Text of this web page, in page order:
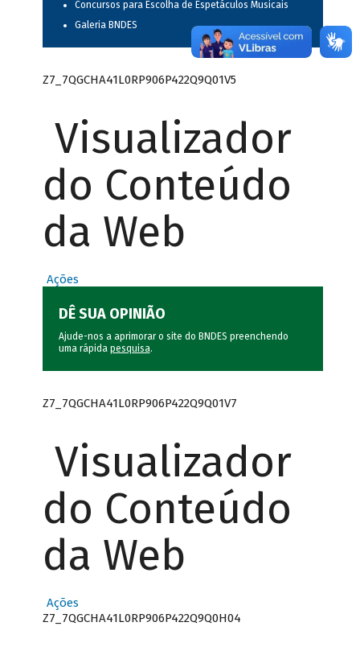
Concursos para Escolha de Espetáculos Musicais
Galeria BNDES
Z7_7QGCHA41L0RP906P422Q9Q01V5
Visualizador
do Conteúdo
da Web
Ações
DÊ SUA OPINIÃO
Ajude-nos a aprimorar o site do BNDES preenchendo
uma rápida pesquisa.
Z7_7QGCHA41L0RP906P422Q9Q01V7
Visualizador
do Conteúdo
da Web
Ações
Z7_7QGCHA41L0RP906P422Q9Q0H04